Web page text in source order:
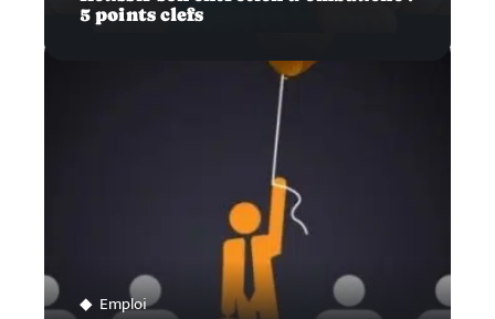
5 points clefs
Emploi